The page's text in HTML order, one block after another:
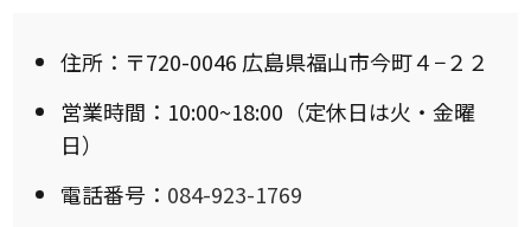
住所：〒720-0046 広島県福山市今町４−２２
営業時間：10:00~18:00（定休日は火・金曜
日）
電話番号： 084-923-1769